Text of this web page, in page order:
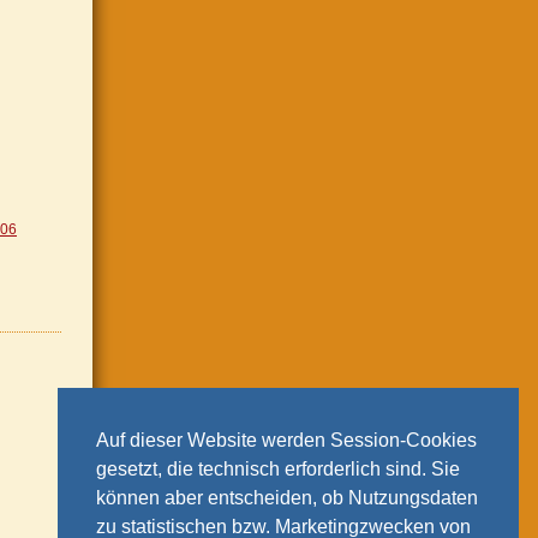
Auf dieser Website werden Session-Cookies
gesetzt, die technisch erforderlich sind. Sie
können aber entscheiden, ob Nutzungsdaten
zu statistischen bzw. Marketingzwecken von